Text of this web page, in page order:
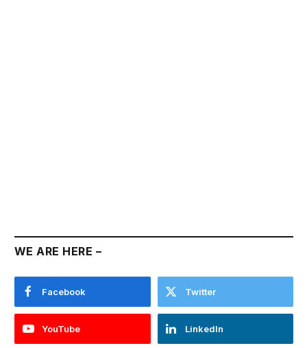
WE ARE HERE –
Facebook Twitter
YouTube LinkedIn